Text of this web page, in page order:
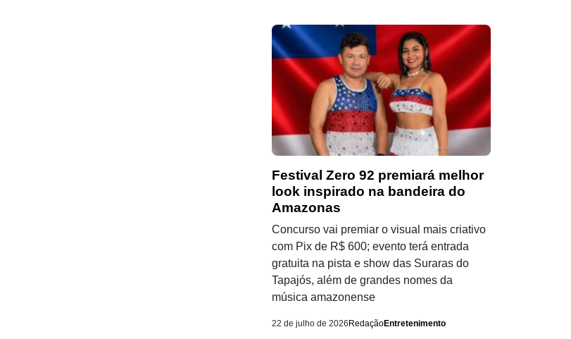
Festival Zero 92 premiará melhor
look inspirado na bandeira do
Amazonas
Concurso vai premiar o visual mais criativo
com Pix de R$ 600; evento terá entrada
gratuita na pista e show das Suraras do
Tapajós, além de grandes nomes da
música amazonense
22 de julho de 2026RedaçãoEntretenimento